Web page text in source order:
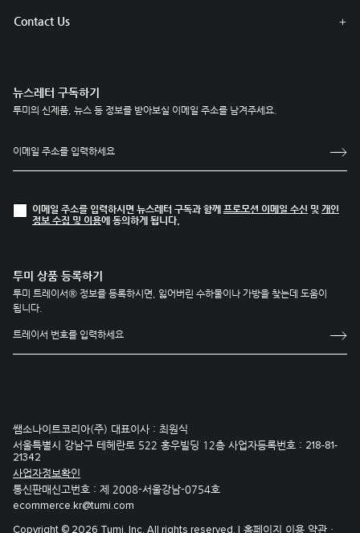
Contact Us
뉴스레터 구독하기
투미의 신제품, 뉴스 등 정보를 받아보실 이메일 주소를 남겨주세요.
이메일 주소를 입력하시면 뉴스레터 구독과 함께 프로모션 이메일 수신 및 개인
정보 수집 및 이용에 동의하게 됩니다.
투미 상품 등록하기
투미 트레이서® 정보를 등록하시면, 잃어버린 수하물이나 가방을 찾는데 도움이
됩니다.
쌤소나이트코리아(주) 대표이사 : 최원식
서울특별시 강남구 테헤란로 522 홍우빌딩 12층 사업자등록번호 : 218-81-
21342
사업자정보확인
통신판매신고번호 : 제 2008-서울강남-0754호
ecommerce.kr@tumi.com
Copyright © 2026 Tumi, Inc. All rights reserved. | 홈페이지 이용 약관 ·